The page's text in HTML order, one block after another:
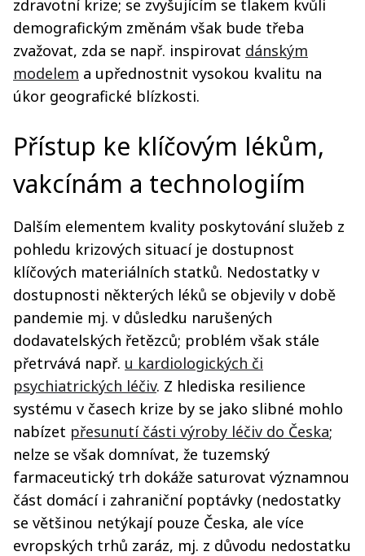
zdravotní krize; se zvyšujícím se tlakem kvůli
demografickým změnám však bude třeba
zvažovat, zda se např. inspirovat dánským
modelem a upřednostnit vysokou kvalitu na
úkor geografické blízkosti.
Přístup ke klíčovým lékům,
vakcínám a technologiím
Dalším elementem kvality poskytování služeb z
pohledu krizových situací je dostupnost
klíčových materiálních statků. Nedostatky v
dostupnosti některých léků se objevily v době
pandemie mj. v důsledku narušených
dodavatelských řetězců; problém však stále
přetrvává např. u kardiologických či
psychiatrických léčiv. Z hlediska resilience
systému v časech krize by se jako slibné mohlo
nabízet přesunutí části výroby léčiv do Česka;
nelze se však domnívat, že tuzemský
farmaceutický trh dokáže saturovat významnou
část domácí i zahraniční poptávky (nedostatky
se většinou netýkají pouze Česka, ale více
evropských trhů zaráz, mj. z důvodu nedostatku